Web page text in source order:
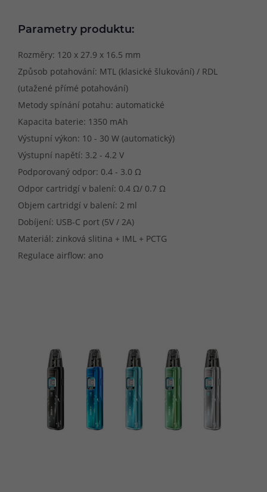
Parametry produktu:
Rozměry: 120 x 27.9 x 16.5 mm
Způsob potahování: MTL (klasické šlukování) / RDL
(utažené přímé potahování)
Metody spínání potahu: automatické
Kapacita baterie: 1350 mAh
Výstupní výkon: 10 - 30 W (automatický)
Výstupní napětí: 3.2 - 4.2 V
Podporovaný odpor: 0.4 - 3.0 Ω
Odpor cartridgí v balení: 0.4 Ω/ 0.7 Ω
Objem cartridgí v balení: 2 ml
Dobíjení: USB-C port (5V / 2A)
Materiál: zinková slitina + IML + PCTG
Regulace airflow: ano